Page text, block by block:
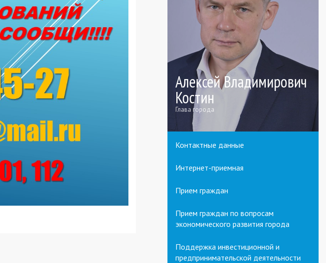
Алексей Владимирович
Костин
Глава города
Контактные данные
Интернет-приемная
Прием граждан
Прием граждан по вопросам
экономического развития города
Поддержка инвестиционной и
предпринимательской деятельности